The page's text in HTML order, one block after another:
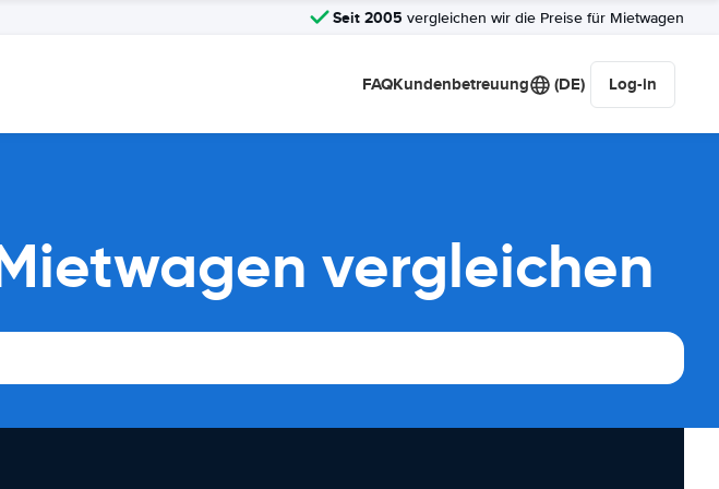
Seit 2005 vergleichen wir die Preise für Mietwagen
FAQKundenbetreuung (DE) Log-in
vergleichen